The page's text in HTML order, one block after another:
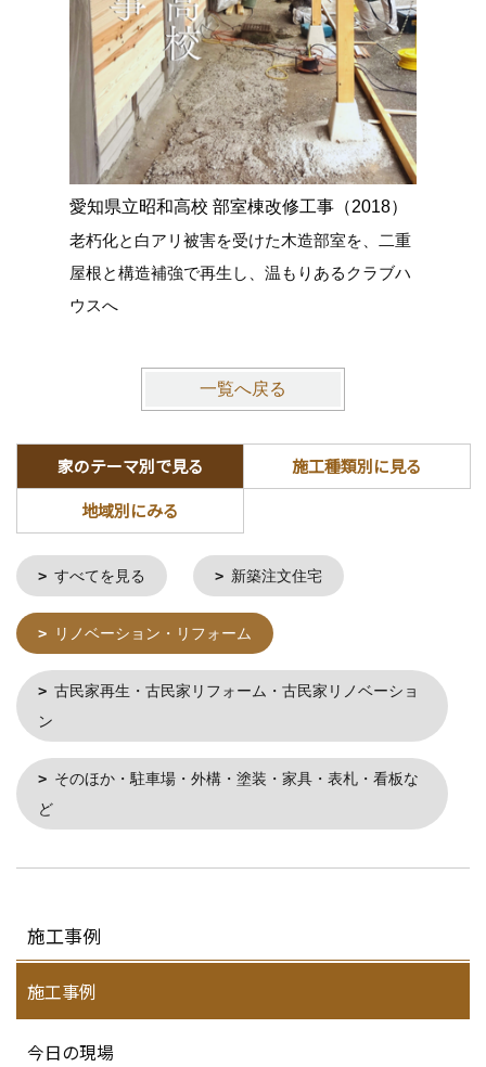
愛知県立昭和高校 部室棟改修工事（2018）
老朽化と白アリ被害を受けた木造部室を、二重
屋根と構造補強で再生し、温もりあるクラブハ
ウスへ
一覧へ戻る
家のテーマ別で見る
施工種類別に見る
地域別にみる
すべてを見る 新築注文住宅
リノベーション・リフォーム
古民家再生・古民家リフォーム・古民家リノベーショ
ン
そのほか・駐車場・外構・塗装・家具・表札・看板な
ど
施工事例
施工事例
今日の現場